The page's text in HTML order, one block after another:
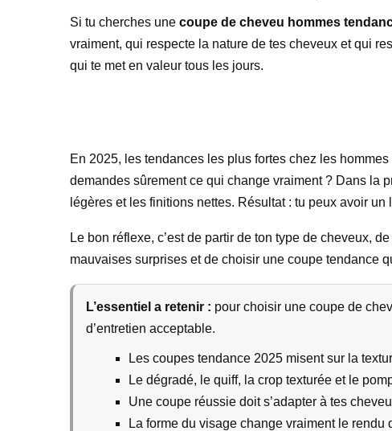
Si tu cherches une coupe de cheveu hommes
vraiment, qui respecte la nature de tes cheveux et qui
qui te met en valeur tous les jours.
En 2025, les tendances les plus fortes chez les
demandes sûrement ce qui change vraiment ? Dans la
légères et les finitions nettes. Résultat : tu peux avoir
Le bon réflexe, c’est de partir de ton type de cheveux,
mauvaises surprises et de choisir une coupe tendance
L’essentiel a retenir : pour choisir une coupe de
d’entretien acceptable.
Les coupes tendance 2025 misent sur la
Le dégradé, le quiff, la crop texturée et le
Une coupe réussie doit s’adapter à tes
La forme du visage change vraiment le rendu